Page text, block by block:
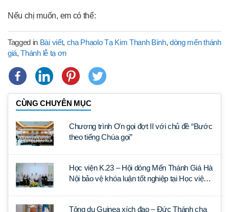
Nếu chị muốn, em có thể:
Tagged in Bài viết, cha Phaolo Tạ Kim Thanh Bình,dòng mến thánh
giá,Thánh lễ tạ ơn
CÙNG CHUYÊN MỤC
Chương trình Ơn gọi đợt II với chủ đề “Bước
theo tiếng Chúa gọi”
Học viện K.23 – Hội dòng Mến Thánh Giá Hà
Nội bảo vệ khóa luận tốt nghiệp tại Học viện
Tông du Guinea xích đạo – Đức Thánh cha